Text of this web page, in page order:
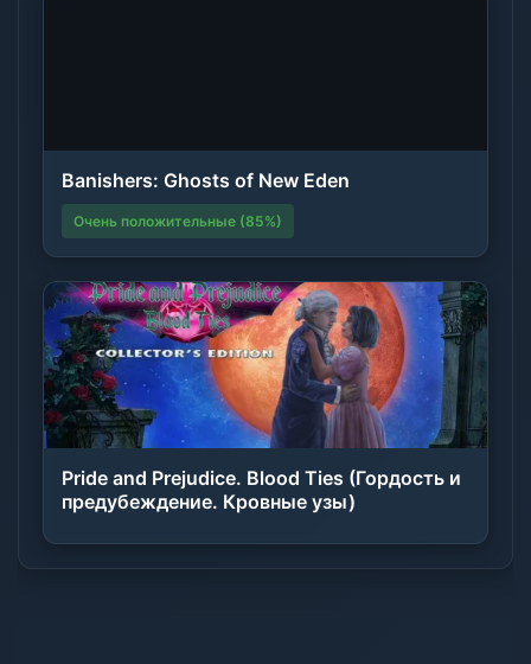
Banishers: Ghosts of New Eden
Очень положительные (85%)
Pride and Prejudice. Blood Ties (Гордость и
предубеждение. Кровные узы)